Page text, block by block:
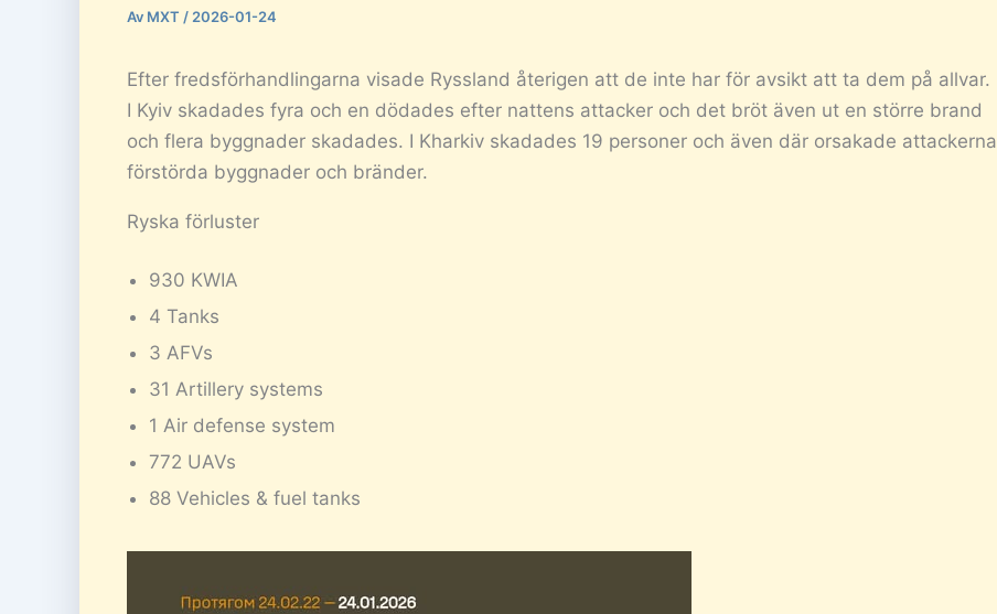
Av MXT / 2026-01-24
Efter fredsförhandlingarna visade Ryssland återigen att de inte har för avsikt att ta dem på allvar.
I Kyiv skadades fyra och en dödades efter nattens attacker och det bröt även ut en större brand
och flera byggnader skadades. I Kharkiv skadades 19 personer och även där orsakade attackerna
förstörda byggnader och bränder.
Ryska förluster
930 KWIA
4 Tanks
3 AFVs
31 Artillery systems
1 Air defense system
772 UAVs
88 Vehicles & fuel tanks